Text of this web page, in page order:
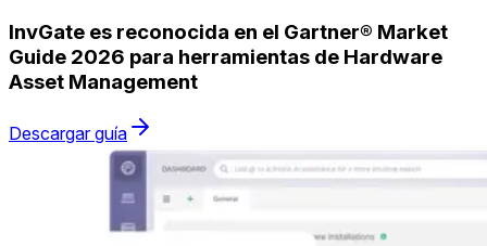
InvGate es reconocida en el Gartner® Market
Guide 2026 para herramientas de Hardware
Asset Management
Descargar guía